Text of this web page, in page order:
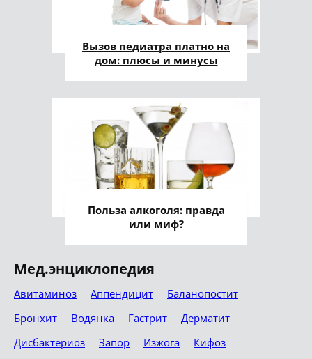
Вызов педиатра платно на
дом: плюсы и минусы
Польза алкоголя: правда
или миф?
Мед.энциклопедия
Авитаминоз Аппендицит
Баланопостит
Бронхит
Водянка Гастрит
Дерматит
Дисбактериоз
Запор Изжога
Кифоз